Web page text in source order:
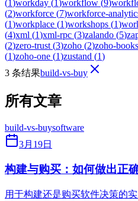
(1)workday (1)workflow (9)
(2)workforce (7)workforce-
(1)workplace (1)workshops (1)
(4)xml (1)xml-rpc (3)zalando (5)
(2)zero-trust (3)zoho (2)zoho-books
(1)zoho-one (1)zustand (1)
3 条结果build-vs-buy
所有文章
build-vs-buysoftware
3月19日
构建与购买：如何做出正
用于构建还是购买软件决策的